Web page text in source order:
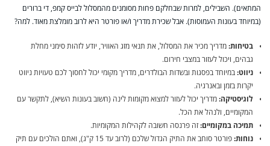
המתאים). השבילים, למרות שבחלקם פחות מסומנים מהמסלול לבייס קמפ, די ברורים
(במיוחד בעונות העמוסות). אבל שכירת מדריך ו/או פורטר היא לרוב מומלצת מאוד. למה?
בטיחות:מדריך מכיר את המסלול, את תנאי מזג האוויר, יודע לזהות סימני מחלת
גבהים, ויכול לעזור במצבי חירום.
ניווט:במיוחד בפסגות ובשדות הבולדרים, מדריך מקומי יכול לחסוך לכם טעויות ניווט
יקרות בזמן ובאנרגיה.
לוגיסטיקה:מדריך יכול לעזור למצוא מקומות לינה (חשוב בעונות השיא), לתקשר עם
המקומיים, ולנהל את הכל.
תמיכה במקומיים:זה פרנסה חשובה לקהילות המקומיות.
נוחות:
פורטר סוחב את התיק הגדול שלכם (לרוב עד 15 ק"ג), ואתם הולכים עם תיק